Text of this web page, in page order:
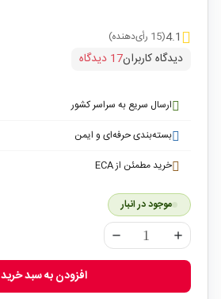
4.1(15 رأی‌دهنده)
دیدگاه کاربران17 دیدگاه
ارسال سریع به سراسر کشور
بسته‌بندی حرفه‌ای و ایمن
خرید مطمئن از ECA
موجود در انبار
remove add
افزودن به سبد خرید